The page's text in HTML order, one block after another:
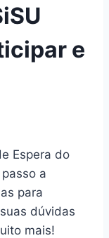
e
Espera do
a
para
dúvidas
mais!